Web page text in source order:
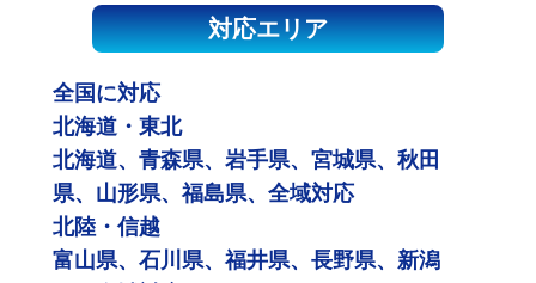
対応エリア
全国に対応
北海道・東北
北海道、青森県、岩手県、宮城県、秋田
県、山形県、福島県、全域対応
北陸・信越
富山県、石川県、福井県、長野県、新潟